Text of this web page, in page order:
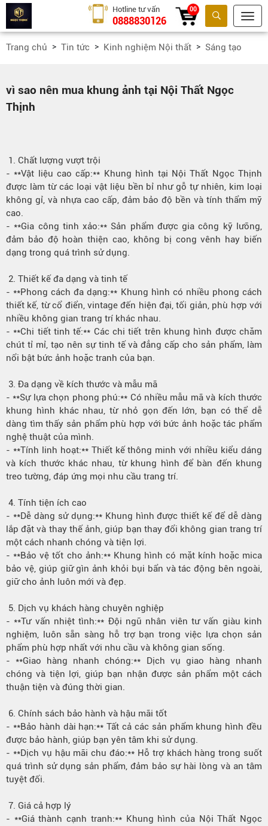
Tìm kiếm
Hotline tư vấn
0888830126
00
Trang chủ Tin tức Kinh nghiệm Nội thất Sáng tạo
vì sao nên mua khung ảnh tại Nội Thất Ngọc
Thịnh
1. Chất lượng vượt trội
- **Vật liệu cao cấp:** Khung hình tại Nội Thất Ngọc Thịnh
được làm từ các loại vật liệu bền bỉ như gỗ tự nhiên, kim loại
không gỉ, và nhựa cao cấp, đảm bảo độ bền và tính thẩm mỹ
cao.
- **Gia công tinh xảo:** Sản phẩm được gia công kỹ lưỡng,
đảm bảo độ hoàn thiện cao, không bị cong vênh hay biến
dạng trong quá trình sử dụng.
2. Thiết kế đa dạng và tinh tế
- **Phong cách đa dạng:** Khung hình có nhiều phong cách
thiết kế, từ cổ điển, vintage đến hiện đại, tối giản, phù hợp với
nhiều không gian trang trí khác nhau.
- **Chi tiết tinh tế:** Các chi tiết trên khung hình được chăm
chút tỉ mỉ, tạo nên sự tinh tế và đẳng cấp cho sản phẩm, làm
nổi bật bức ảnh hoặc tranh của bạn.
3. Đa dạng về kích thước và mẫu mã
- **Sự lựa chọn phong phú:** Có nhiều mẫu mã và kích thước
khung hình khác nhau, từ nhỏ gọn đến lớn, bạn có thể dễ
dàng tìm thấy sản phẩm phù hợp với bức ảnh hoặc tác phẩm
nghệ thuật của mình.
- **Tính linh hoạt:** Thiết kế thông minh với nhiều kiểu dáng
và kích thước khác nhau, từ khung hình để bàn đến khung
treo tường, đáp ứng mọi nhu cầu trang trí.
4. Tính tiện ích cao
- **Dễ dàng sử dụng:** Khung hình được thiết kế để dễ dàng
lắp đặt và thay thế ảnh, giúp bạn thay đổi không gian trang trí
một cách nhanh chóng và tiện lợi.
- **Bảo vệ tốt cho ảnh:** Khung hình có mặt kính hoặc mica
bảo vệ, giúp giữ gìn ảnh khỏi bụi bẩn và tác động bên ngoài,
giữ cho ảnh luôn mới và đẹp.
5. Dịch vụ khách hàng chuyên nghiệp
- **Tư vấn nhiệt tình:** Đội ngũ nhân viên tư vấn giàu kinh
nghiệm, luôn sẵn sàng hỗ trợ bạn trong việc lựa chọn sản
phẩm phù hợp nhất với nhu cầu và không gian sống.
- **Giao hàng nhanh chóng:** Dịch vụ giao hàng nhanh
chóng và tiện lợi, giúp bạn nhận được sản phẩm một cách
thuận tiện và đúng thời gian.
6. Chính sách bảo hành và hậu mãi tốt
- **Bảo hành dài hạn:** Tất cả các sản phẩm khung hình đều
được bảo hành, giúp bạn yên tâm khi sử dụng.
- **Dịch vụ hậu mãi chu đáo:** Hỗ trợ khách hàng trong suốt
quá trình sử dụng sản phẩm, đảm bảo sự hài lòng và an tâm
tuyệt đối.
7. Giá cả hợp lý
- **Giá thành cạnh tranh:** Khung hình của Nội Thất Ngọc